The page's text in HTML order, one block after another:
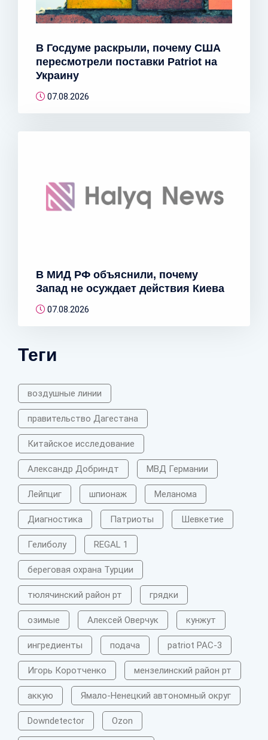
В Госдуме раскрыли, почему США
пересмотрели поставки Patriot на
Украину
07.08.2026
В МИД РФ объяснили, почему
Запад не осуждает действия Киева
07.08.2026
Теги
воздушные линии
правительство Дагестана
Китайское исследование
Александр Добриндт МВД Германии
Лейпциг шпионаж Меланома
Диагностика Патриоты Шевкетие
Гелиболу REGAL 1
береговая охрана Турции
тюлячинский район рт грядки
озимые Алексей Оверчук кунжут
ингредиенты подача patriot PAC-3
Игорь Коротченко мензелинский район рт
аккую Ямало-Ненецкий автономный округ
Downdetector Ozon